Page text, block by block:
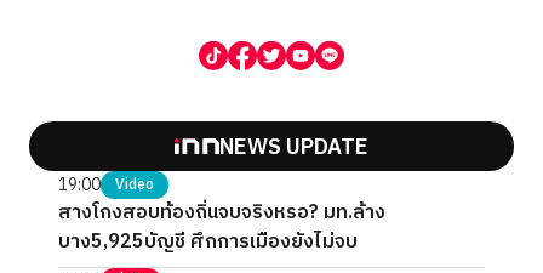
NEWS UPDATE
19:00 Video
สางโกงสอบท้องถิ่นจบจริงหรอ? มท.ล้าง
บาง5,925บัญชี ศึกการเมืองยังไม่จบ